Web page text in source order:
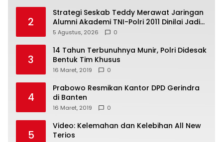
2
Strategi Seskab Teddy Merawat Jaringan
Alumni Akademi TNI-Polri 2011 Dinilai Jadi
“Masterclass” Membangun Loyalitas
5 Agustus, 2026 0
3
14 Tahun Terbunuhnya Munir, Polri Didesak
Bentuk Tim Khusus
16 Maret, 2019 0
4
Prabowo Resmikan Kantor DPD Gerindra
di Banten
16 Maret, 2019 0
5
Video: Kelemahan dan Kelebihan All New
Terios